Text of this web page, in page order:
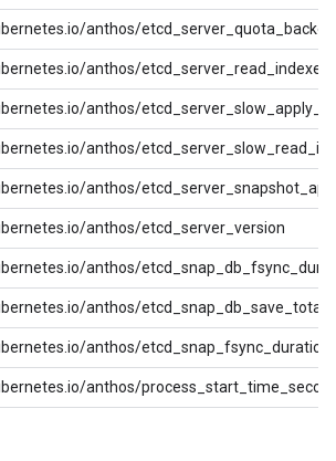
anthos/
anthos/
anthos/
anthos/
anthos/
anthos/etcd_server_version
anthos/
anthos/
anthos/
anthos/